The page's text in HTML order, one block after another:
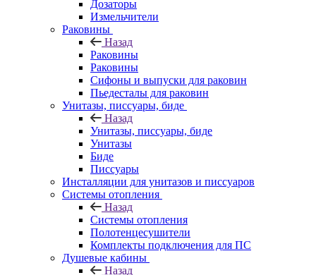
Дозаторы
Измельчители
Раковины
Назад
Раковины
Раковины
Сифоны и выпуски для раковин
Пьедесталы для раковин
Унитазы, писсуары, биде
Назад
Унитазы, писсуары, биде
Унитазы
Биде
Писсуары
Инсталляции для унитазов и писсуаров
Системы отопления
Назад
Системы отопления
Полотенцесушители
Комплекты подключения для ПС
Душевые кабины
Назад